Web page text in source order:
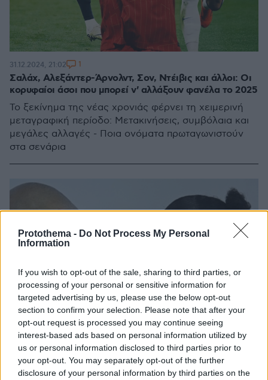
Protothema - Do Not Process My Personal
Information
If you wish to opt-out of the sale, sharing to third parties, or
processing of your personal or sensitive information for
targeted advertising by us, please use the below opt-out
section to confirm your selection. Please note that after your
opt-out request is processed you may continue seeing
interest-based ads based on personal information utilized by
us or personal information disclosed to third parties prior to
your opt-out. You may separately opt-out of the further
disclosure of your personal information by third parties on the
Σαλάχ, Αλεξάντερ-Άρνολντ, Σον, Ντέιβις και άλλοι: Οι
κορυφαίοι άσοι που μπορεί ν' αλλάξουν φανέλα το 2025
Το ξεκίνημα της νέας χρονιάς φέρνει τη χειμερινή
μεταγραφική περίοδο: Μετακινήσεις, συμβόλαια και
μεγάλες αλλαγές - Ποια ονόματα πρωταγωνιστούν
στα σενάρια
31.12.2024, 21:02 1